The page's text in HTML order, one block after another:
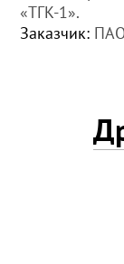
«ТГК-1».
Заказчик: